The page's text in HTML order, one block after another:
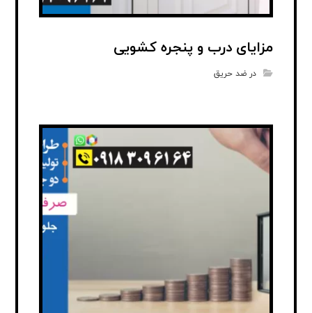
مزایای درب و پنجره کشویی
در ضد حریق